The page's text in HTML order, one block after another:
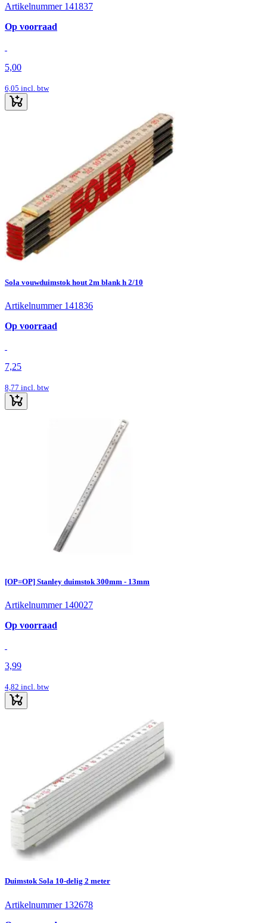
Artikelnummer 141837
Op voorraad
5,00
6,05 incl. btw
Sola vouwduimstok hout 2m blank h 2/10
Artikelnummer 141836
Op voorraad
7,25
8,77 incl. btw
[OP=OP] Stanley duimstok 300mm - 13mm
Artikelnummer 140027
Op voorraad
3,99
4,82 incl. btw
Duimstok Sola 10-delig 2 meter
Artikelnummer 132678